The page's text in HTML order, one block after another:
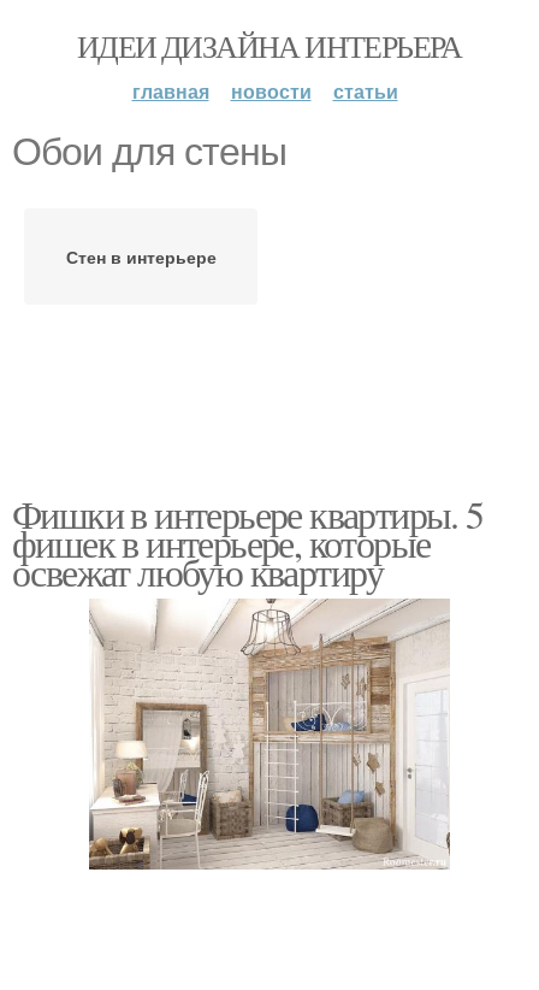
ИДЕИ ДИЗАЙНА ИНТЕРЬЕРА
главная новости статьи
Обои для стены
Стен в интерьере
Фишки в интерьере квартиры. 5
фишек в интерьере, которые
освежат любую квартиру